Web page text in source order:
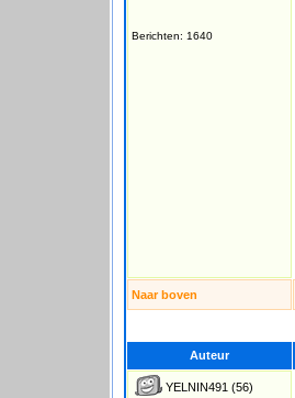
Berichten: 1640
Naar boven
Auteur
YELNIN491 (56)